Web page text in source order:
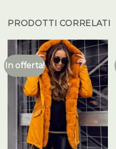
PRODOTTI CORRELATI
In offerta!